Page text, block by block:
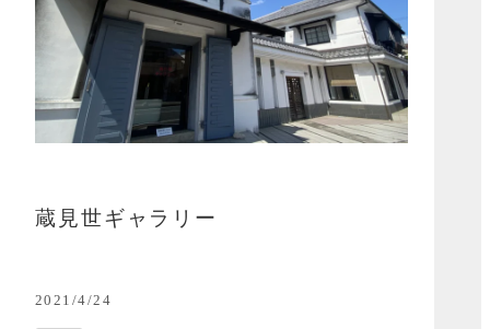
蔵見世ギャラリー
2021/4/24